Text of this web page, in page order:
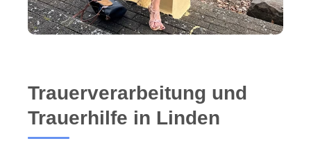
Trauerverarbeitung und
Trauerhilfe in Linden